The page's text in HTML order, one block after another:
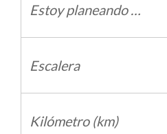
Estoy planeando …
Escalera
Kilómetro (km)